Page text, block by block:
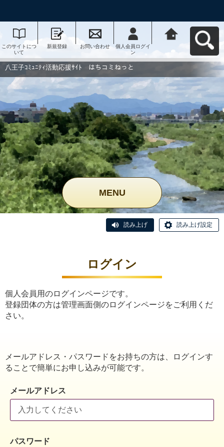
このサイトにつ
いて
新規登録 お問い合わせ
個人会員ログイ
ン
動応援ｻｲﾄ はち
コミねっとへ戻
八王子ｺﾐｭﾆﾃｨ活動応援ｻｲﾄ はちコミねっと
MENU
読み上げ 読み上げ設定
ログイン
個人会員用のログインページです。
登録団体の方は管理画面側のログインページをご利用くだ
さい。
メールアドレス・パスワードをお持ちの方は、ログインす
ることで簡単にお申し込みが可能です。
メールアドレス
パスワード